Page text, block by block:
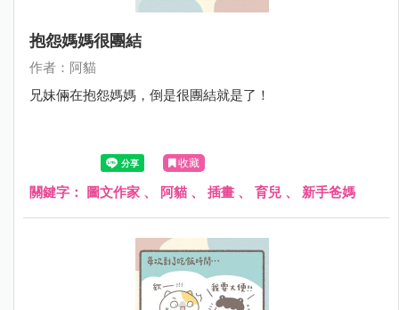
抱怨媽媽很團結
作者：阿貓
兄妹倆在抱怨媽媽，倒是很團結就是了！
收藏
關鍵字： 圖文作家 、 阿貓 、 插畫 、 育兒 、 新手爸媽